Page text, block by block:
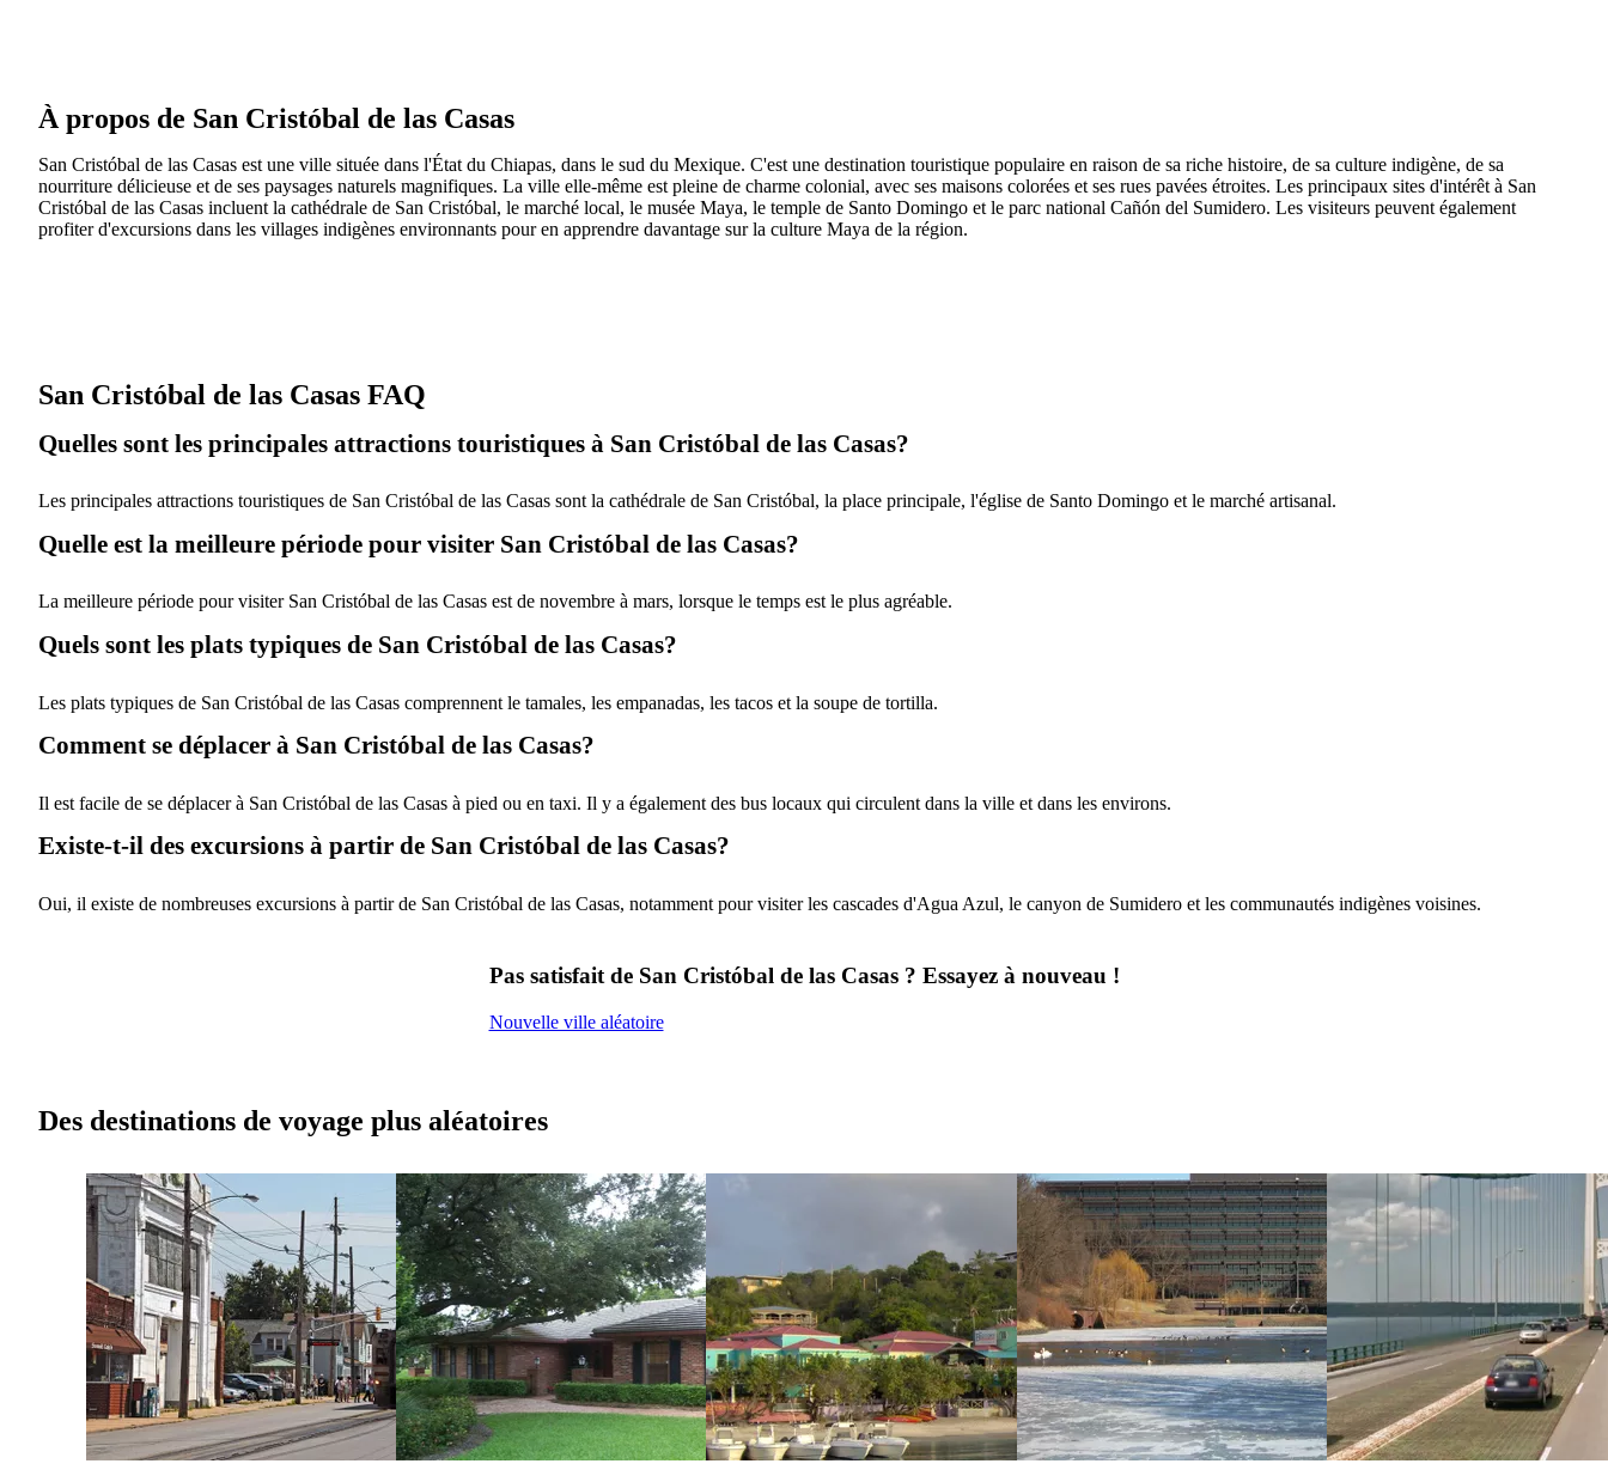
À propos de San Cristóbal de las Casas
San Cristóbal de las Casas est une ville située dans l'État du Chiapas, dans le sud du Mexique. C'est une destination touristique populaire en raison de sa riche histoire, de sa culture indigène, de sa
nourriture délicieuse et de ses paysages naturels magnifiques. La ville elle-même est pleine de charme colonial, avec ses maisons colorées et ses rues pavées étroites. Les principaux sites d'intérêt à San
Cristóbal de las Casas incluent la cathédrale de San Cristóbal, le marché local, le musée Maya, le temple de Santo Domingo et le parc national Cañón del Sumidero. Les visiteurs peuvent également
profiter d'excursions dans les villages indigènes environnants pour en apprendre davantage sur la culture Maya de la région.
San Cristóbal de las Casas FAQ
Quelles sont les principales attractions touristiques à San Cristóbal de las Casas?
Les principales attractions touristiques de San Cristóbal de las Casas sont la cathédrale de San Cristóbal, la place principale, l'église de Santo Domingo et le marché artisanal.
Quelle est la meilleure période pour visiter San Cristóbal de las Casas?
La meilleure période pour visiter San Cristóbal de las Casas est de novembre à mars, lorsque le temps est le plus agréable.
Quels sont les plats typiques de San Cristóbal de las Casas?
Les plats typiques de San Cristóbal de las Casas comprennent le tamales, les empanadas, les tacos et la soupe de tortilla.
Comment se déplacer à San Cristóbal de las Casas?
Il est facile de se déplacer à San Cristóbal de las Casas à pied ou en taxi. Il y a également des bus locaux qui circulent dans la ville et dans les environs.
Existe-t-il des excursions à partir de San Cristóbal de las Casas?
Oui, il existe de nombreuses excursions à partir de San Cristóbal de las Casas, notamment pour visiter les cascades d'Agua Azul, le canyon de Sumidero et les communautés indigènes voisines.
Pas satisfait de San Cristóbal de las Casas ? Essayez à nouveau !
Nouvelle ville aléatoire
Des destinations de voyage plus aléatoires